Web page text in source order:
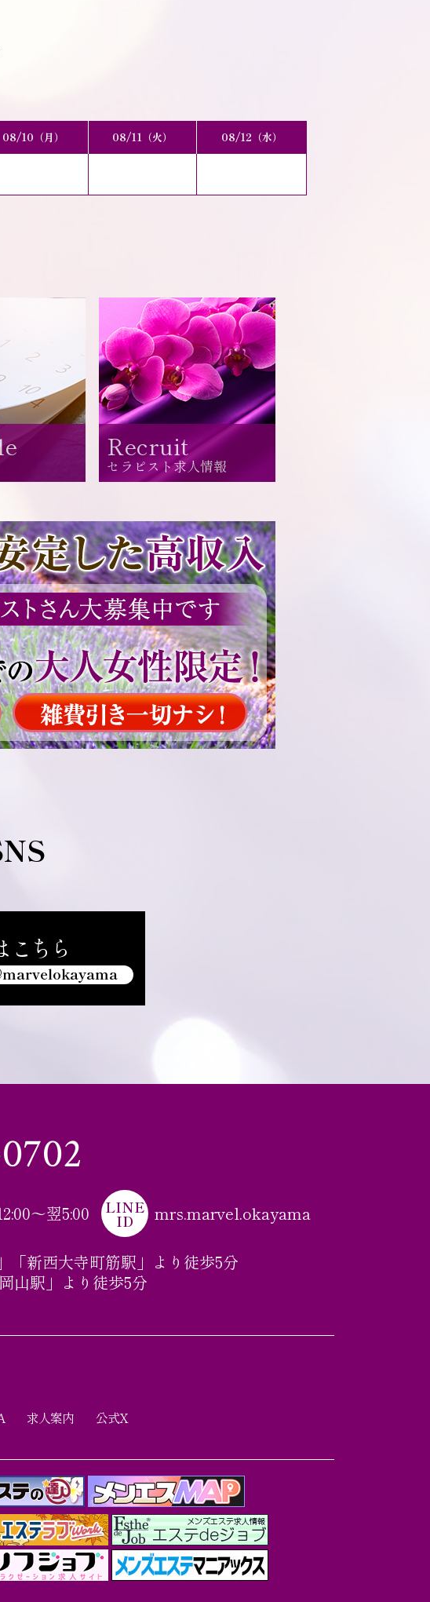
08/10（月） 08/11（火） 08/12（水）
Recruit
セラピスト求人情報
こちら
0702
:00～翌5:00 LINE
ID mrs.marvel.okayama
新西大寺町筋駅」より徒歩5分
山駅」より徒歩5分
求人案内 公式X